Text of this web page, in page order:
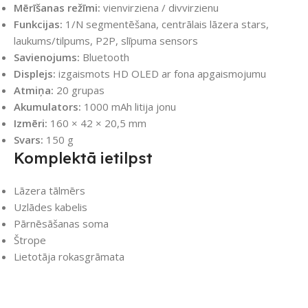
Mērīšanas režīmi: vienvirziena / divvirzienu
Funkcijas: 1/N segmentēšana, centrālais lāzera stars,
laukums/tilpums, P2P, slīpuma sensors
Savienojums: Bluetooth
Displejs: izgaismots HD OLED ar fona apgaismojumu
Atmiņa: 20 grupas
Akumulators: 1000 mAh litija jonu
Izmēri: 160 × 42 × 20,5 mm
Svars: 150 g
Komplektā ietilpst
Lāzera tālmērs
Uzlādes kabelis
Pārnēsāšanas soma
Štrope
Lietotāja rokasgrāmata